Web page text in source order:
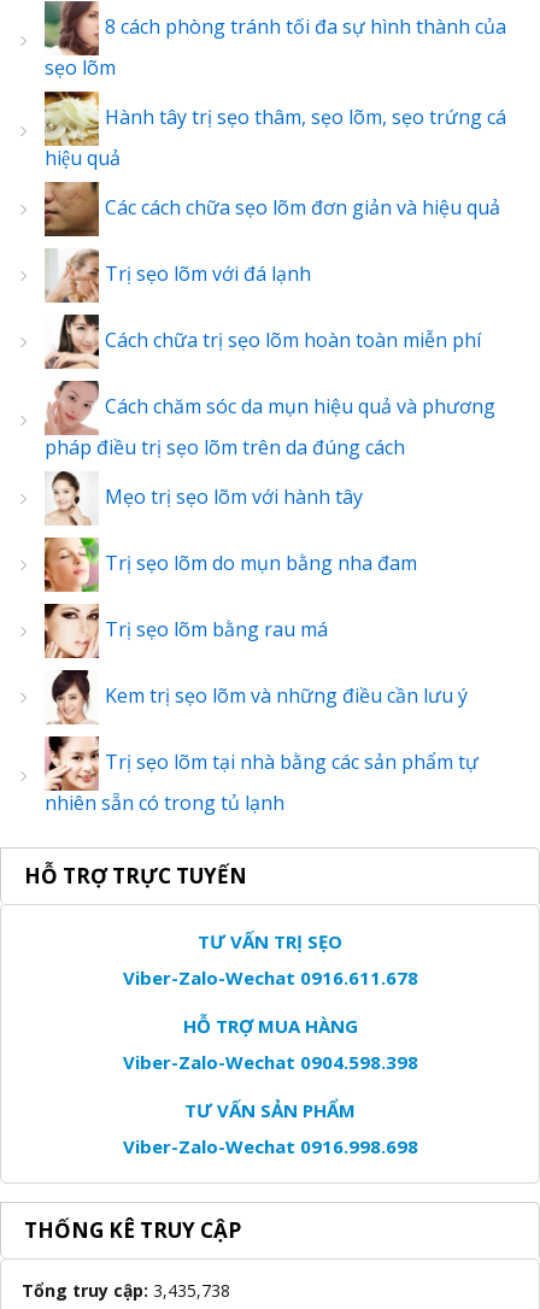
8 cách phòng tránh tối đa sự hình thành của
sẹo lõm
Hành tây trị sẹo thâm, sẹo lõm, sẹo trứng cá
hiệu quả
Các cách chữa sẹo lõm đơn giản và hiệu quả
Trị sẹo lõm với đá lạnh
Cách chữa trị sẹo lõm hoàn toàn miễn phí
Cách chăm sóc da mụn hiệu quả và phương
pháp điều trị sẹo lõm trên da đúng cách
Mẹo trị sẹo lõm với hành tây
Trị sẹo lõm do mụn bằng nha đam
Trị sẹo lõm bằng rau má
Kem trị sẹo lõm và những điều cần lưu ý
Trị sẹo lõm tại nhà bằng các sản phẩm tự
nhiên sẵn có trong tủ lạnh
HỖ TRỢ TRỰC TUYẾN
TƯ VẤN TRỊ SẸO
Viber-Zalo-Wechat 0916.611.678
HỖ TRỢ MUA HÀNG
Viber-Zalo-Wechat 0904.598.398
TƯ VẤN SẢN PHẨM
Viber-Zalo-Wechat 0916.998.698
THỐNG KÊ TRUY CẬP
Tổng truy cập: 3,435,738